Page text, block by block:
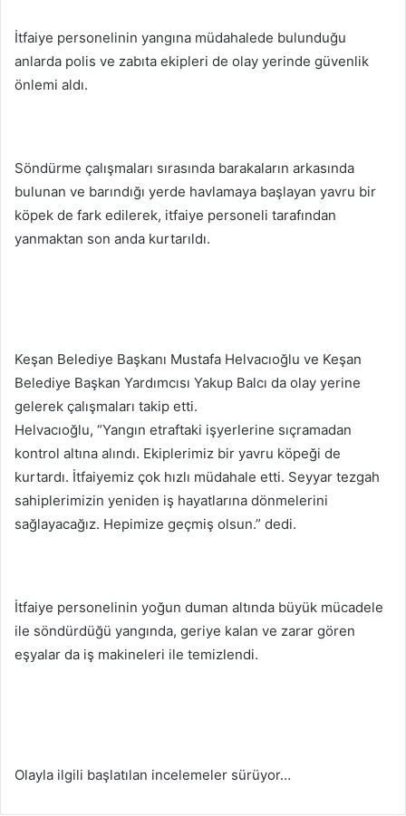
İtfaiye personelinin yangına müdahalede bulunduğu
anlarda polis ve zabıta ekipleri de olay yerinde güvenlik
önlemi aldı.
Söndürme çalışmaları sırasında barakaların arkasında
bulunan ve barındığı yerde havlamaya başlayan yavru bir
köpek de fark edilerek, itfaiye personeli tarafından
yanmaktan son anda kurtarıldı.
Keşan Belediye Başkanı Mustafa Helvacıoğlu ve Keşan
Belediye Başkan Yardımcısı Yakup Balcı da olay yerine
gelerek çalışmaları takip etti.
Helvacıoğlu, “Yangın etraftaki işyerlerine sıçramadan
kontrol altına alındı. Ekiplerimiz bir yavru köpeği de
kurtardı. İtfaiyemiz çok hızlı müdahale etti. Seyyar tezgah
sahiplerimizin yeniden iş hayatlarına dönmelerini
sağlayacağız. Hepimize geçmiş olsun.” dedi.
İtfaiye personelinin yoğun duman altında büyük mücadele
ile söndürdüğü yangında, geriye kalan ve zarar gören
eşyalar da iş makineleri ile temizlendi.
Olayla ilgili başlatılan incelemeler sürüyor…